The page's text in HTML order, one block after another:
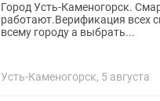
Город Усть-Каменогорск.
работают.Верификация всех
всему городу а выбрать...
Усть-Каменогорск, 5 августа